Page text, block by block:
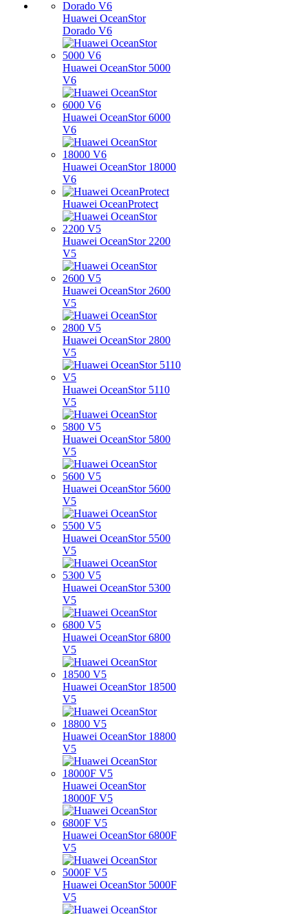
Huawei OceanStor
Dorado V6
Huawei OceanStor 5000
V6
Huawei OceanStor 6000
V6
Huawei OceanStor 18000
V6
Huawei OceanProtect
Huawei OceanStor 2200
V5
Huawei OceanStor 2600
V5
Huawei OceanStor 2800
V5
Huawei OceanStor 5110
V5
Huawei OceanStor 5800
V5
Huawei OceanStor 5600
V5
Huawei OceanStor 5500
V5
Huawei OceanStor 5300
V5
Huawei OceanStor 6800
V5
Huawei OceanStor 18500
V5
Huawei OceanStor 18800
V5
Huawei OceanStor
18000F V5
Huawei OceanStor 6800F
V5
Huawei OceanStor 5000F
V5